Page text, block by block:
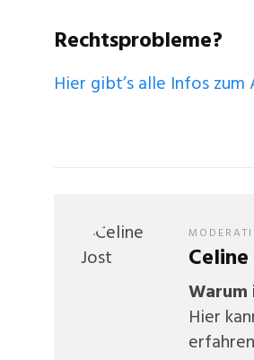
Rechtsprobleme?
Hier gibt’s alle Infos
Hier
erfahren